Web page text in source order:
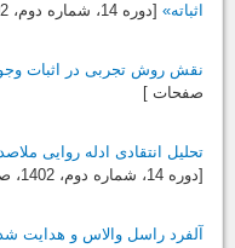
اثباته» [دوره 14، شماره دوم،
نقش روش تجربی در اثبات
صفحات ]
تحلیل انتقادی ادله روایی
[دوره 14، شماره دوم،
1402،
آلفرد راسل والاس و هدایت